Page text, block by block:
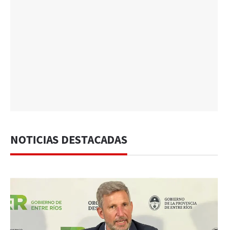
NOTICIAS DESTACADAS